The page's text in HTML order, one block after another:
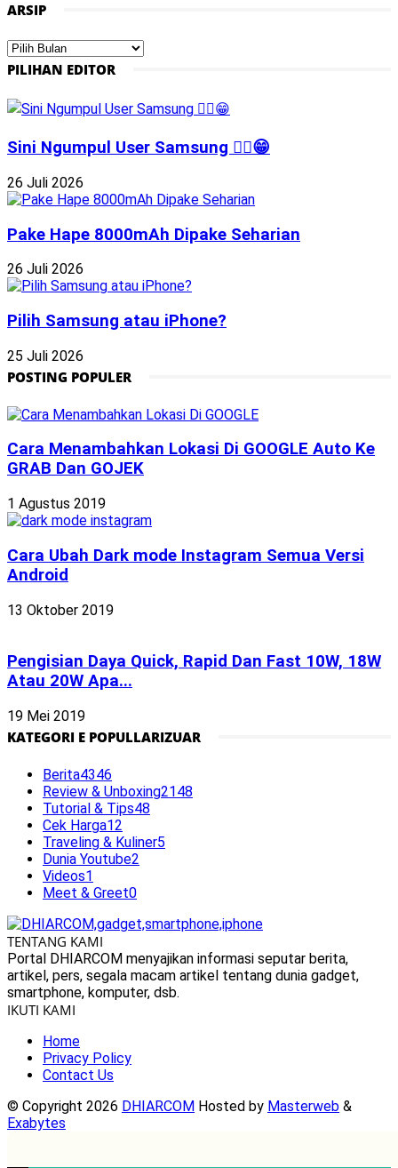
ARSIP
Arsip
PILIHAN EDITOR
Sini Ngumpul User Samsung ☝🏻😁
26 Juli 2026
Pake Hape 8000mAh Dipake Seharian
26 Juli 2026
Pilih Samsung atau iPhone?
25 Juli 2026
POSTING POPULER
Cara Menambahkan Lokasi Di GOOGLE Auto Ke
GRAB Dan GOJEK
1 Agustus 2019
Cara Ubah Dark mode Instagram Semua Versi
Android
13 Oktober 2019
Pengisian Daya Quick, Rapid Dan Fast 10W, 18W
Atau 20W Apa...
19 Mei 2019
KATEGORI E POPULLARIZUAR
Berita4346
Review & Unboxing2148
Tutorial & Tips48
Cek Harga12
Traveling & Kuliner5
Dunia Youtube2
Videos1
Meet & Greet0
TENTANG KAMI
Portal DHIARCOM menyajikan informasi seputar berita,
artikel, pers, segala macam artikel tentang dunia gadget,
smartphone, komputer, dsb.
IKUTI KAMI
Home
Privacy Policy
Contact Us
© Copyright 2026 DHIARCOM Hosted by Masterweb &
Exabytes